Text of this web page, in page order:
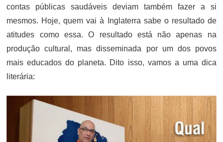
contas públicas saudáveis deviam também fazer a si
mesmos. Hoje, quem vai à Inglaterra sabe o resultado de
atitudes como essa. O resultado está não apenas na
produção cultural, mas disseminada por um dos povos
mais educados do planeta. Dito isso, vamos a uma dica
literária: